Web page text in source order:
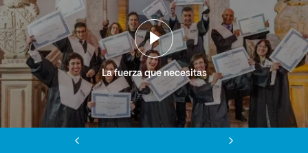
La fuerza que necesitas